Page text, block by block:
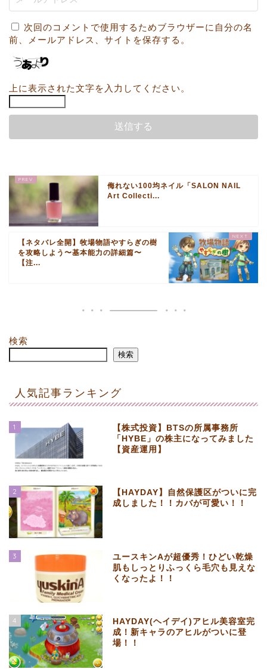
次回のコメントで使用するためブラウザーに自分の名
前、メールアドレス、サイトを保存する。
上に表示された文字を入力してください。
侮れない100均ネイル「SALON NAIL
Art Collecti...
【ネタバレ全開】牧場物語やすらぎの樹
を攻略しよう〜基本能力の詳細篇〜
【注...
検索
検索
人気記事ランキング
1
【株式投資】BTSの所属事務所
「HYBE」の株主になってみました
【資産運用】
2
【HAYDAY】自然保護区がついに完
成しました！！カバが可愛い！！
3
ユースキンAが超優秀！ひどい乾燥
肌もしっとりふっくら毛穴も見えな
くなったよ！！
4
HAYDAY(ヘイデイ)アヒル美容室完
成！新キャラのアヒルがついに登
場！！